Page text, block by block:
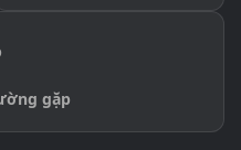
gặp